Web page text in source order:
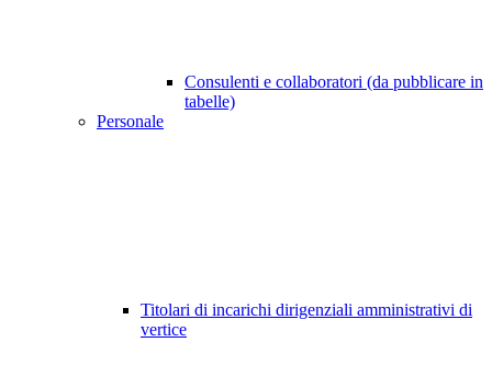
Consulenti e collaboratori (da pubblicare in
tabelle)
Personale
Titolari di incarichi dirigenziali amministrativi di
vertice